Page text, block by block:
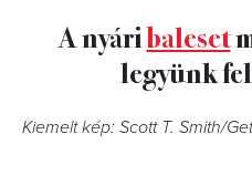
A nyáribaleset
legyünk
Kiemelt kép: Scott T. Smith/